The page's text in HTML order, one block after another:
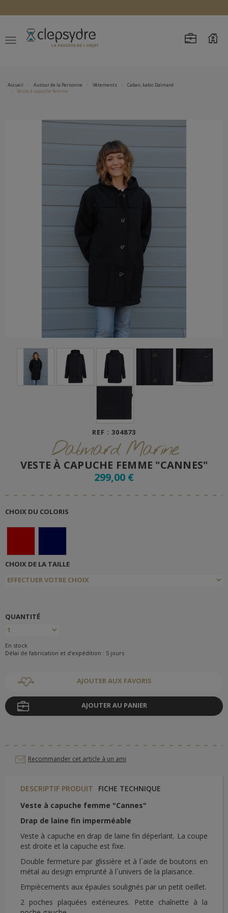
Accueil Autour de la Personne Vêtements
Caban, kabic Dalmard
Veste à capuche femme
REF : 304873
Dalmard Marine
VESTE À CAPUCHE FEMME "CANNES"
299,00 €
CHOIX DU COLORIS
CHOIX DE LA TAILLE
QUANTITÉ
En stock
Délai de fabrication et d'expédition : 5 jours
AJOUTER AUX FAVORIS
AJOUTER AU PANIER
Recommander cet article à un ami
DESCRIPTIF PRODUIT
FICHE TECHNIQUE
Veste à capuche femme "Cannes"
Drap de laine fin imperméable
Veste à capuche en drap de laine fin déperlant. La coupe
est droite et la capuche est fixe.
Double fermeture par glissière et à l´aide de boutons en
métal au design emprunté à l´univers de la plaisance.
Empiècements aux épaules soulignés par un petit oeillet.
2 poches plaquées extérieures. Petite chaînette à la